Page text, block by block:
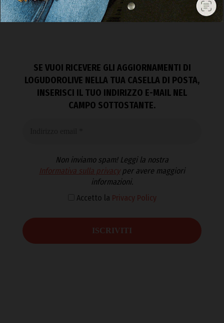
BiciNuragica Poesia 2024 Muros
SE VUOI RICEVERE GLI AGGIORNAMENTI DI
LOGUDOROLIVE NELLA TUA CASELLA DI POSTA,
INSERISCI IL TUO INDIRIZZO E-MAIL NEL
CAMPO SOTTOSTANTE.
Non inviamo spam! Leggi la nostra
Informativa sulla privacyper avere maggiori
informazioni.
Accetto la Privacy Policy